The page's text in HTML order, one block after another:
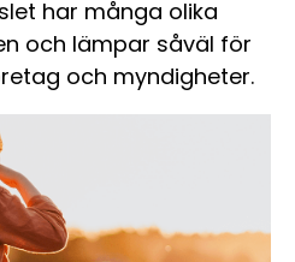
har många olika
och lämpar såväl för
och myndigheter.